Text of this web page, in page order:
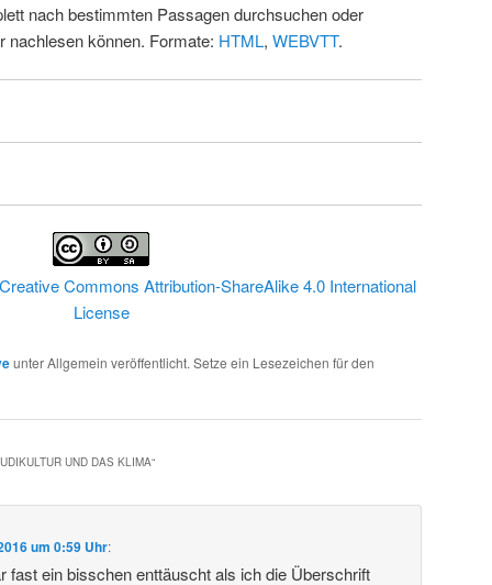
nach bestimmten Passagen durchsuchen oder
nachlesen können. Formate: HTML, WEBVTT.
Creative Commons Attribution-ShareAlike 4.0 International
License
unter Allgemein veröffentlicht. Setze ein Lesezeichen für den
UND DAS KLIMA“
um 0:59 Uhr:
fast ein bisschen enttäuscht als ich die Überschrift